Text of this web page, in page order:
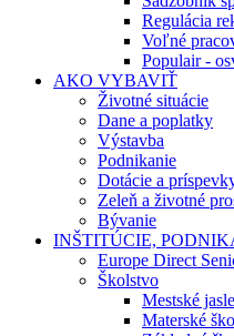
Regulácia
Voľné
Populair -
AKO VYBAVIŤ
Životné situácie
Dane a poplatky
Výstavba
Podnikanie
Dotácie a
Zeleň a životné
Bývanie
INŠTITÚCIE,
Europe Direct
Školstvo
Mestské jasle
Materské